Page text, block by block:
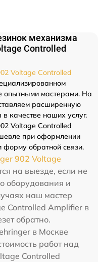
механизма
Controlled
Voltage Controlled
опытными мастерами. На
расширенную
качестве наших услуг.
Voltage Controlled
при оформлении
форму обратной связи.
902 Voltage
на выезде, если не
оборудования и
наш мастер
Controlled Amplifier в
обратно.
в Москве
работ над
Controlled